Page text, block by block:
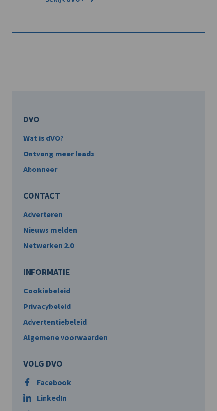
DVO
Wat is dVO?
Ontvang meer leads
Abonneer
CONTACT
Adverteren
Nieuws melden
Netwerken 2.0
INFORMATIE
Cookiebeleid
Privacybeleid
Advertentiebeleid
Algemene voorwaarden
VOLG DVO
Facebook
LinkedIn